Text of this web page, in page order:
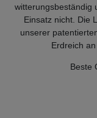
witterungsbeständig
Einsatz nicht. Die
unserer
Erdreich
Beste